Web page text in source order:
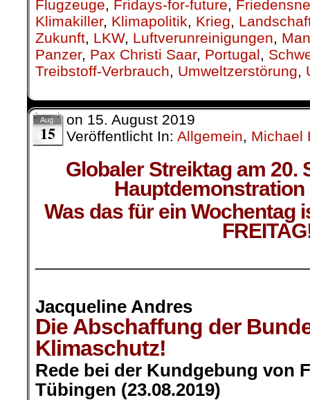
Flugzeuge, Fridays-for-future,
Klimakiller, Klimapolitik, Krieg,
Zukunft, LKW, Luftverunreinigungen,
Panzer, Pax Christi Saar, Portugal,
Treibstoff-Verbrauch, Umweltzerstörung,
Aug.
15
on 15. August 2019
Veröffentlicht In: Allgemein, Michael
Globaler Streiktag am 20.
Was das für ein Wochentag
Jacqueline Andres
Die Abschaffung der
Klimaschutz!
Rede bei der Kundgebung von
Tübingen (23.08.2019)